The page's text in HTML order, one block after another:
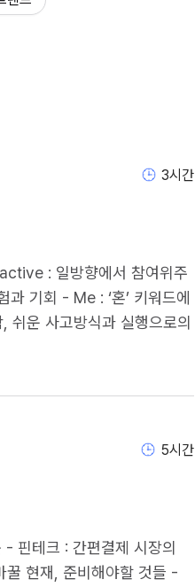
3시간
: 일방향에서 참여위주
기회 - Me : ‘혼’ 키워드에
운 사고방식과 실행으로의
5시간
핀테크 : 간편결제 시장의
현재, 준비해야할 것들 -